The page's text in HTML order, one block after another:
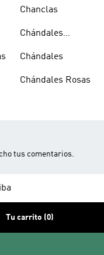
Chanclas
Chándales
Chándales
Chándales Rosas
tus comentarios.
Tu carrito (0)